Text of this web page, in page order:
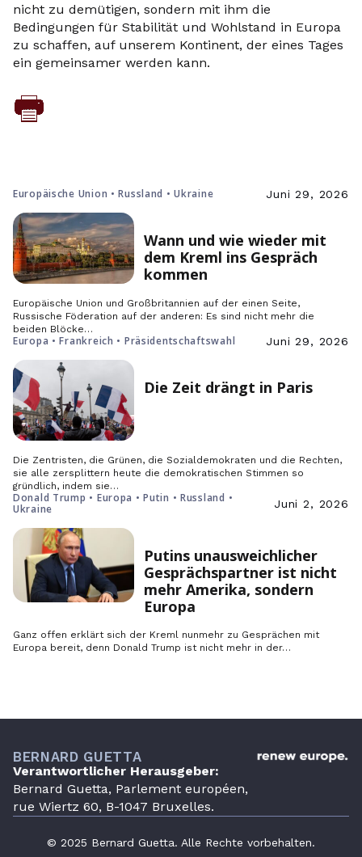
nicht zu demütigen, sondern mit ihm die
Bedingungen für Stabilität und Wohlstand in Europa
zu schaffen, auf unserem Kontinent, der eines Tages
ein gemeinsamer werden kann.
Europäische Union • Russland • Ukraine Juni 29, 2026
Wann und wie wieder mit
dem Kreml ins Gespräch
kommen
Europäische Union und Großbritannien auf der einen Seite,
Russische Föderation auf der anderen: Es sind nicht mehr die
beiden Blöcke…
Europa • Frankreich • Präsidentschaftswahl Juni 29, 2026
Die Zeit drängt in Paris
Die Zentristen, die Grünen, die Sozialdemokraten und die Rechten,
sie alle zersplittern heute die demokratischen Stimmen so
gründlich, indem sie…
Donald Trump • Europa • Putin • Russland •
Ukraine
Juni 2, 2026
Putins unausweichlicher
Gesprächspartner ist nicht
mehr Amerika, sondern
Europa
Ganz offen erklärt sich der Kreml nunmehr zu Gesprächen mit
Europa bereit, denn Donald Trump ist nicht mehr in der…
BERNARD GUETTA
Verantwortlicher Herausgeber:
Bernard Guetta, Parlement européen,
rue Wiertz 60, B-1047 Bruxelles.
© 2025 Bernard Guetta. Alle Rechte vorbehalten.